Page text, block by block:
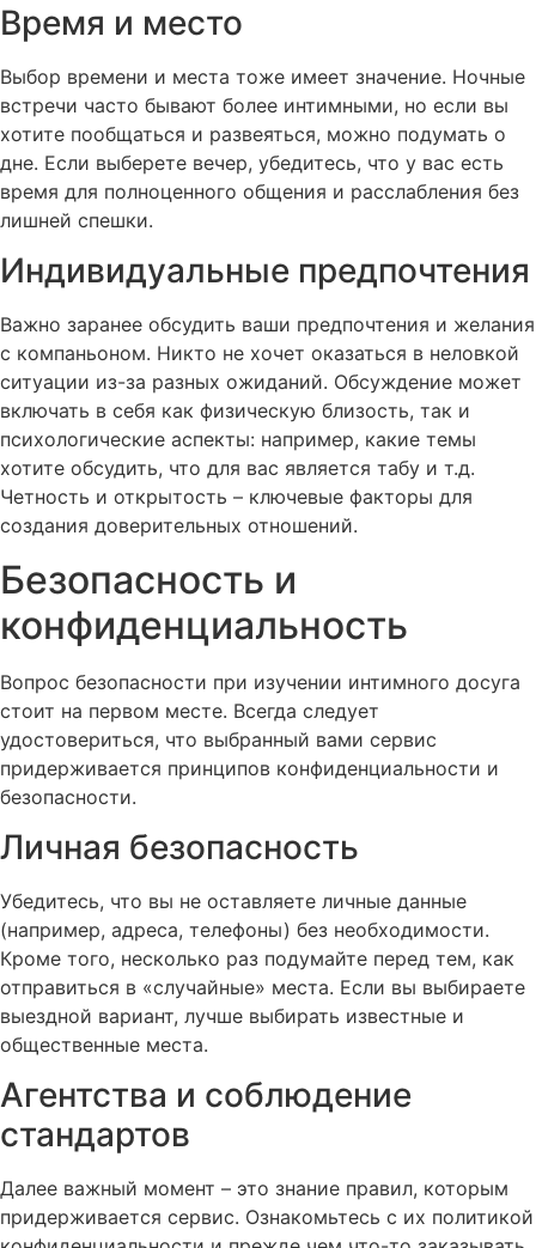
Время и место
Выбор времени и места тоже имеет значение. Ночные
встречи часто бывают более интимными, но если вы
хотите пообщаться и развеяться, можно подумать о
дне. Если выберете вечер, убедитесь, что у вас есть
время для полноценного общения и расслабления без
лишней спешки.
Индивидуальные предпочтения
Важно заранее обсудить ваши предпочтения и желания
с компаньоном. Никто не хочет оказаться в неловкой
ситуации из-за разных ожиданий. Обсуждение может
включать в себя как физическую близость, так и
психологические аспекты: например, какие темы
хотите обсудить, что для вас является табу и т.д.
Четность и открытость – ключевые факторы для
создания доверительных отношений.
Безопасность и
конфиденциальность
Вопрос безопасности при изучении интимного досуга
стоит на первом месте. Всегда следует
удостовериться, что выбранный вами сервис
придерживается принципов конфиденциальности и
безопасности.
Личная безопасность
Убедитесь, что вы не оставляете личные данные
(например, адреса, телефоны) без необходимости.
Кроме того, несколько раз подумайте перед тем, как
отправиться в «случайные» места. Если вы выбираете
выездной вариант, лучше выбирать известные и
общественные места.
Агентства и соблюдение
стандартов
Далее важный момент – это знание правил, которым
придерживается сервис. Ознакомьтесь с их политикой